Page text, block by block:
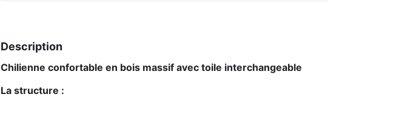
Description
Chilienne confortable en bois massif avec toile interchangeable
La structure :